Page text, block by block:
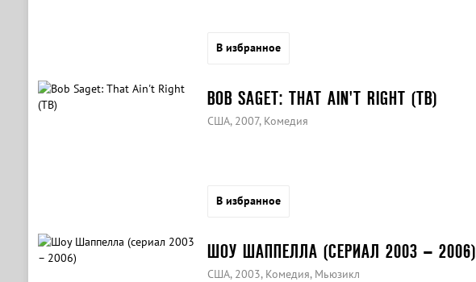
В избранное
BOB SAGET: THAT AIN'T RIGHT (ТВ)
США, 2007, Комедия
В избранное
ШОУ ШАППЕЛЛА (СЕРИАЛ 2003 – 2006)
США, 2003, Комедия, Мьюзикл